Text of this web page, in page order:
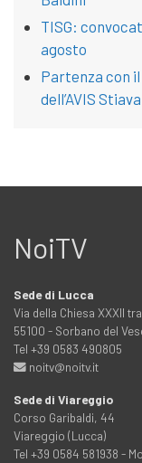
TISG:
agosto
Partenza con
dell’AVIS
NoiTV
Sede di Lucca
Via della Chiesa XXXII
55100 - Sorbano del
Tel +39 0583 490805
noitv@noitv.it
Sede di Viareggio
Corso Garibaldi, 44
Viareggio (Lucca)
Tel +39 0584 581938 -